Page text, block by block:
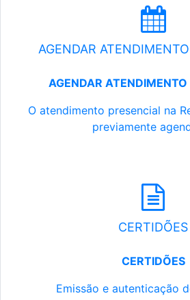
AGENDAR
AGENDAR ATENDIMENTO
O atendimento presencial na
previamente
CERTIDÕES
CERTIDÕES
Emissão e autenticação